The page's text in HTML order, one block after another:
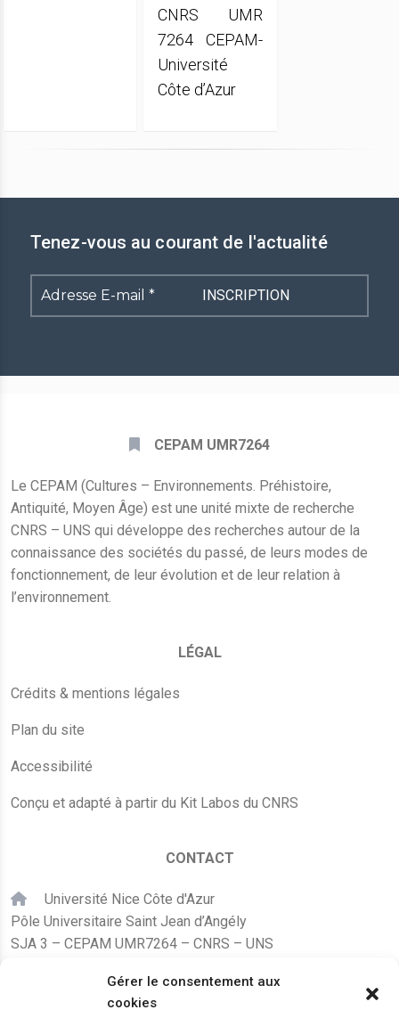
Gérer le consentement aux
cookies
CNRS UMR
7264 CEPAM-
Université
Côte d’Azur
Tenez-vous au courant de l'actualité
Adresse
E-
CEPAM UMR7264
Le CEPAM (Cultures – Environnements. Préhistoire,
Antiquité, Moyen Âge) est une unité mixte de recherche
CNRS – UNS qui développe des recherches autour de la
connaissance des sociétés du passé, de leurs modes de
fonctionnement, de leur évolution et de leur relation à
l’environnement.
LÉGAL
Crédits & mentions légales
Plan du site
Accessibilité
Conçu et adapté à partir du Kit Labos du CNRS
CONTACT
Université Nice Côte d'Azur
Pôle Universitaire Saint Jean d’Angély
SJA 3 – CEPAM UMR7264 – CNRS – UNS